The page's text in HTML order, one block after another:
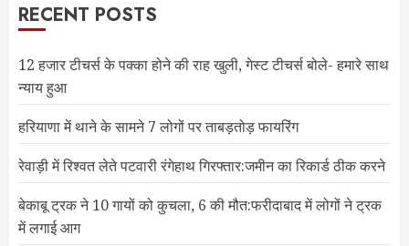
RECENT POSTS
12 हजार टीचर्स के पक्का होने की राह खुली, गेस्ट टीचर्स बोले- हमारे साथ
न्याय हुआ
हरियाणा में थाने के सामने 7 लोगों पर ताबड़तोड़ फायरिंग
रेवाड़ी में रिश्वत लेते पटवारी रंगेहाथ गिरफ्तार:जमीन का रिकार्ड ठीक करने
बेकाबू ट्रक ने 10 गायों को कुचला, 6 की मौत:फरीदाबाद में लोगों ने ट्रक
में लगाई आग